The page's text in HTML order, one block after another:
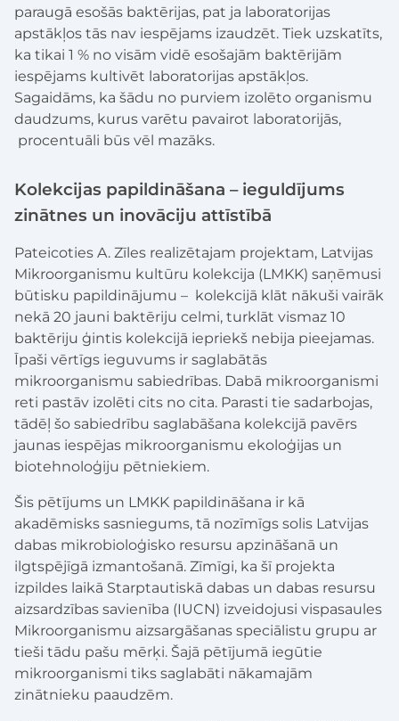
paraugā esošās baktērijas, pat ja laboratorijas
apstākļos tās nav iespējams izaudzēt. Tiek uzskatīts,
ka tikai 1 % no visām vidē esošajām baktērijām
iespējams kultivēt laboratorijas apstākļos.
Sagaidāms, ka šādu no purviem izolēto organismu
daudzums, kurus varētu pavairot laboratorijās,
procentuāli būs vēl mazāks.
Kolekcijas papildināšana – ieguldījums
zinātnes un inovāciju attīstībā
Pateicoties A. Zīles realizētajam projektam, Latvijas
Mikroorganismu kultūru kolekcija (LMKK) saņēmusi
būtisku papildinājumu – kolekcijā klāt nākuši vairāk
nekā 20 jauni baktēriju celmi, turklāt vismaz 10
baktēriju ģintis kolekcijā iepriekš nebija pieejamas.
Īpaši vērtīgs ieguvums ir saglabātās
mikroorganismu sabiedrības. Dabā mikroorganismi
reti pastāv izolēti cits no cita. Parasti tie sadarbojas,
tādēļ šo sabiedrību saglabāšana kolekcijā pavērs
jaunas iespējas mikroorganismu ekoloģijas un
biotehnoloģiju pētniekiem.
Šis pētījums un LMKK papildināšana ir kā
akadēmisks sasniegums, tā nozīmīgs solis Latvijas
dabas mikrobioloģisko resursu apzināšanā un
ilgtspējīgā izmantošanā. Zīmīgi, ka šī projekta
izpildes laikā Starptautiskā dabas un dabas resursu
aizsardzības savienība (IUCN) izveidojusi vispasaules
Mikroorganismu aizsargāšanas speciālistu grupu ar
tieši tādu pašu mērķi. Šajā pētījumā iegūtie
mikroorganismi tiks saglabāti nākamajām
zinātnieku paaudzēm.